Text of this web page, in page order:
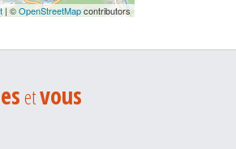
| ©OpenStreetMapcontributors
etvous